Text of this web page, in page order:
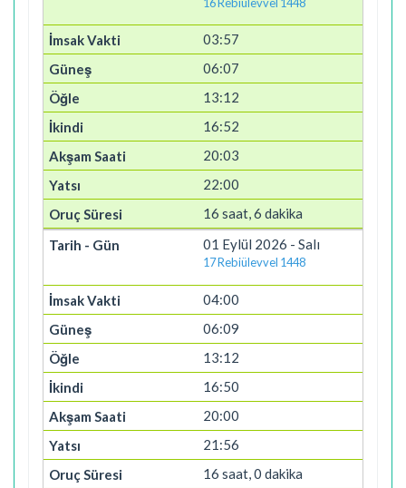
03:57
06:07
13:12
16:52
20:03
22:00
16 saat, 6 dakika
01 Eylül 2026 - Salı
17 Rebiülevvel 1448
04:00
06:09
13:12
16:50
20:00
21:56
16 saat, 0 dakika